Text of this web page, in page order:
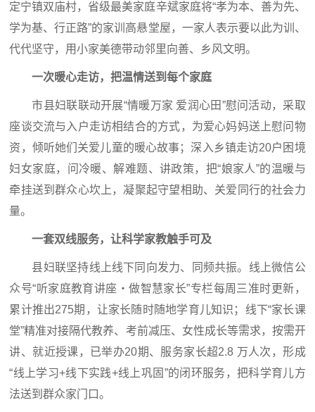
定宁镇双庙村，省级最美家庭辛斌家庭将“孝为本、善为先、
学为基、行正路”的家训高悬堂屋，一家人表示要以此为训、
代代坚守，用小家美德带动邻里向善、乡风文明。
一次暖心走访，把温情送到每个家庭
市县妇联联动开展“情暖万家 爱润心田”慰问活动，采取
座谈交流与入户走访相结合的方式，为爱心妈妈送上慰问物
资，倾听她们关爱儿童的暖心故事；深入乡镇走访20户困境
妇女家庭，问冷暖、解难题、讲政策，把“娘家人”的温暖与
牵挂送到群众心坎上，凝聚起守望相助、关爱同行的社会力
量。
一套双线服务，让科学家教触手可及
县妇联坚持线上线下同向发力、同频共振。线上微信公
众号“听家庭教育讲座・做智慧家长”专栏每周三准时更新，
累计推出275期，让家长随时随地学育儿知识；线下“家长课
堂”精准对接隔代教养、考前减压、女性成长等需求， 按需开
讲、就近授课，已举办20期、服务家长超2.8 万人次，形成
“线上学习+线下实践+线上巩固”的闭环服务，把科学育儿方
法送到群众家门口。